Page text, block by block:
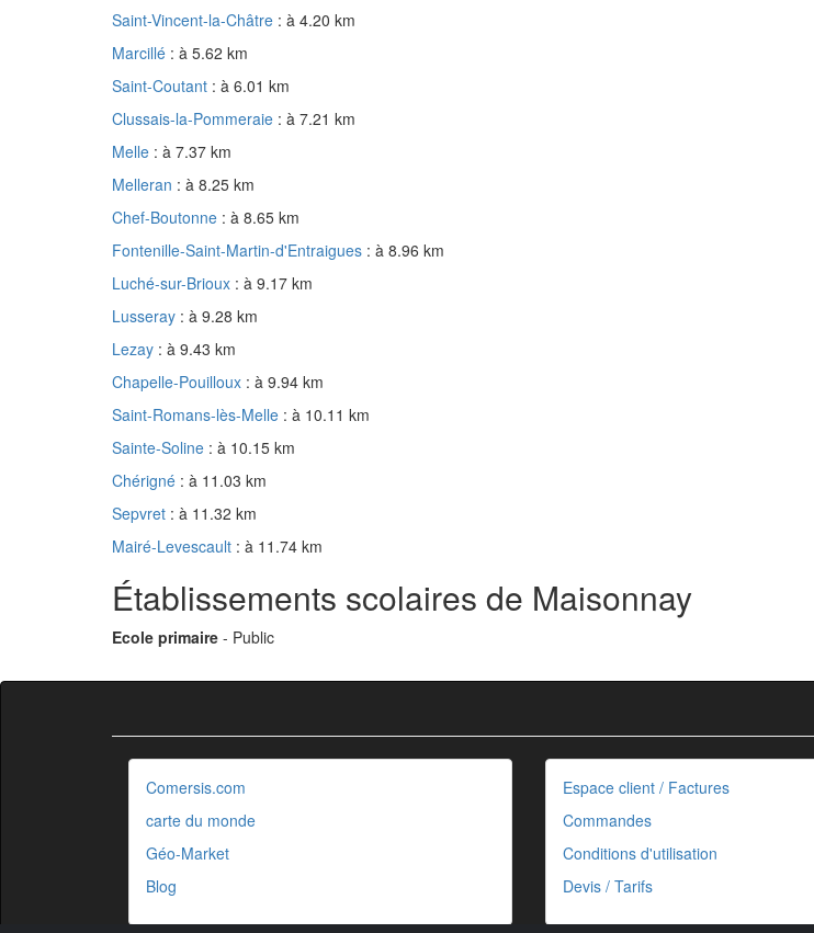
Saint-Vincent-la-Châtre : à 4.20 km
Marcillé : à 5.62 km
Saint-Coutant : à 6.01 km
Clussais-la-Pommeraie : à 7.21 km
Melle : à 7.37 km
Melleran : à 8.25 km
Chef-Boutonne : à 8.65 km
Fontenille-Saint-Martin-d'Entraigues : à 8.96 km
Luché-sur-Brioux : à 9.17 km
Lusseray : à 9.28 km
Lezay : à 9.43 km
Chapelle-Pouilloux : à 9.94 km
Saint-Romans-lès-Melle : à 10.11 km
Sainte-Soline : à 10.15 km
Chérigné : à 11.03 km
Sepvret : à 11.32 km
Mairé-Levescault : à 11.74 km
Établissements scolaires de Maisonnay
Ecole primaire - Public
Comersis.com
carte du monde
Géo-Market
Blog
Espace client / Factures
Commandes
Conditions d'utilisation
Devis / Tarifs